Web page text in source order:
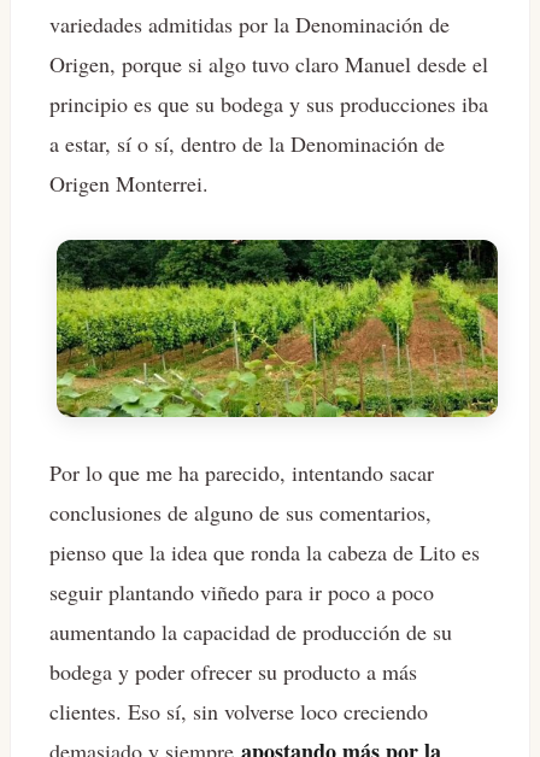
variedades admitidas por la Denominación de
Origen, porque si algo tuvo claro Manuel desde el
principio es que su bodega y sus producciones iba
a estar, sí o sí, dentro de la Denominación de
Origen Monterrei.
Por lo que me ha parecido, intentando sacar
conclusiones de alguno de sus comentarios,
pienso que la idea que ronda la cabeza de Lito es
seguir plantando viñedo para ir poco a poco
aumentando la capacidad de producción de su
bodega y poder ofrecer su producto a más
clientes. Eso sí, sin volverse loco creciendo